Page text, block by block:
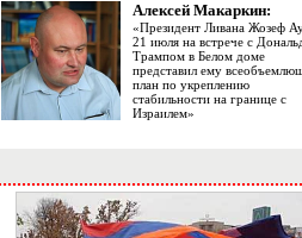
Алексей Макаркин:
«Президент Ливана Жозеф
21 июля на встрече с
Трампом в Белом доме
представил ему
план по укреплению
стабильности на границе с
Израилем»